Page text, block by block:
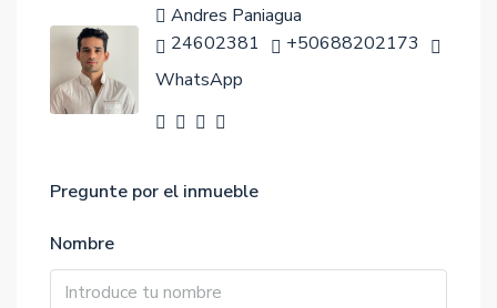
Andres Paniagua
24602381
+50688202173
WhatsApp
Pregunte por el inmueble
Nombre